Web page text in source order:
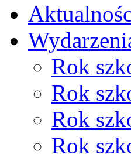
Rok
Rok
Rok
Rok